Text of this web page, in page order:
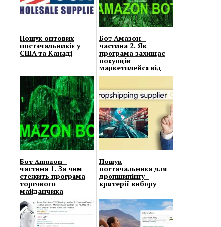
Пошук оптових
постачальників у
США та Канаді
Бот Амазон -
частина 2. Як
програма захищає
покупців
маркетплейса від
маніпуляцій
Бот Amazon -
частина 1. За чим
стежить програма
торгового
майданчика
Пошук
постачальника для
дропшипінгу -
критерії вибору